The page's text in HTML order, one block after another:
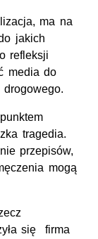
ma na
jakich
refleksji
media do
tragedia.
przepisów,
mogą
się firma